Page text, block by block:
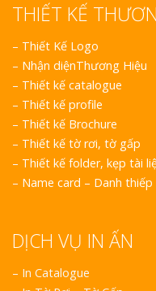
THIẾT KẾ
– Thiết Kế Logo
– Nhận diệnThương Hiệu
– Thiết kế catalogue
– Thiết kế profile
– Thiết kế Brochure
– Thiết kế tờ rơi, tờ gấp
– Thiết kế folder, kẹp tài
– Name card – Danh thiếp
DỊCH VỤ IN ẤN
– In Catalogue